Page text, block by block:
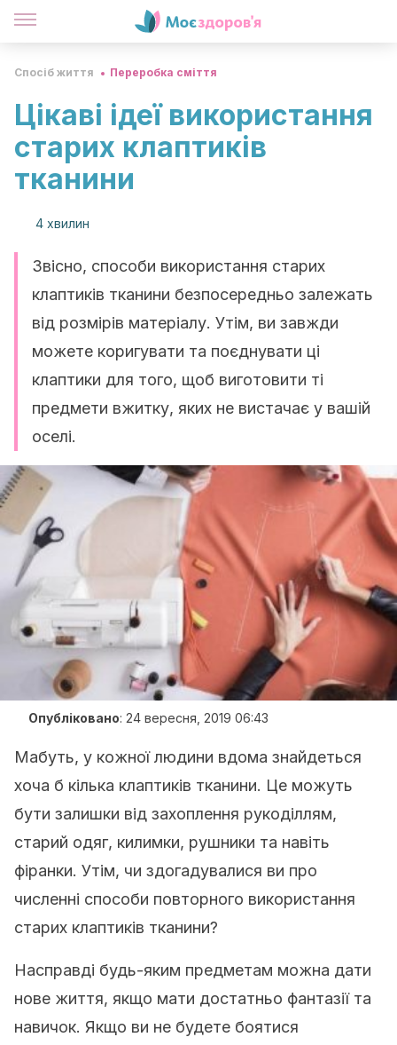
Спосіб життя Переробка сміття
Цікаві ідеї використання
старих клаптиків
тканини
4 хвилин
Звісно, способи використання старих
клаптиків тканини безпосередньо залежать
від розмірів матеріалу. Утім, ви завжди
можете коригувати та поєднувати ці
клаптики для того, щоб виготовити ті
предмети вжитку, яких не вистачає у вашій
оселі.
Опубліковано: 24 вересня, 2019 06:43
Мабуть, у кожної людини вдома знайдеться
хоча б кілька клаптиків тканини. Це можуть
бути залишки від захоплення рукоділлям,
старий одяг, килимки, рушники та навіть
фіранки. Утім, чи здогадувалися ви про
численні способи повторного використання
старих клаптиків тканини?
Насправді будь-яким предметам можна дати
нове життя, якщо мати достатньо фантазії та
навичок. Якщо ви не будете боятися